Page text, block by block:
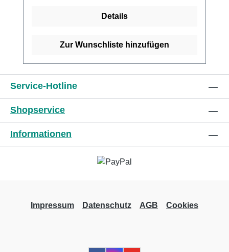
geruchsneutral und bestehen aus 43%
Kaufen Sie jetzt latexfreie Peha-Haftbinden
hervorragenden Kundenservice. Weitere
Details
Zur Wunschliste hinzufügen
Service-Hotline
Shopservice
Informationen
Impressum Datenschutz AGB Cookies